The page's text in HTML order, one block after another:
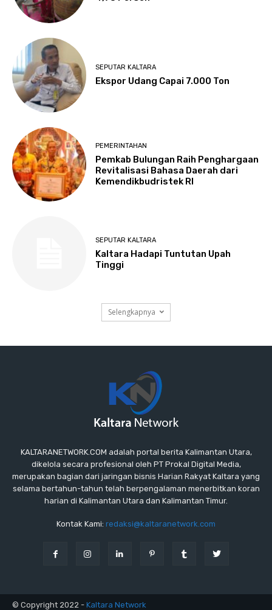
KALTARANETWORK.COM adalah portal berita Kalimantan Utara,
dikelola secara profesional oleh PT Prokal Digital Media,
merupakan bagian dari jaringan bisnis Harian Rakyat Kaltara yang
selama bertahun-tahun telah berpengalaman menerbitkan koran
harian di Kalimantan Utara dan Kalimantan Timur.
Kontak Kami: redaksi@kaltaranetwork.com
© Copyright 2022 - Kaltara Network